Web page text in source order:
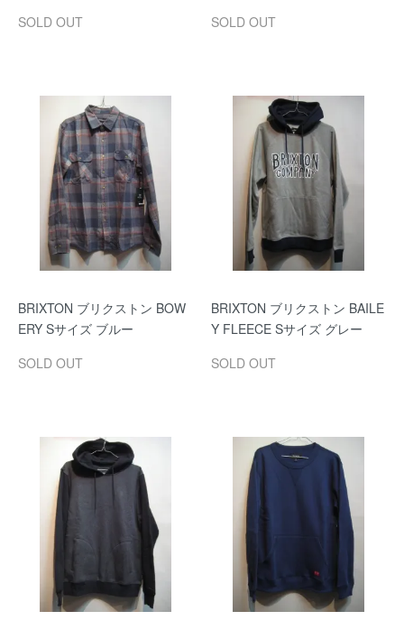
SOLD OUT
SOLD OUT
BRIXTON ブリクストン BOW
ERY Sサイズ ブルー
SOLD OUT
BRIXTON ブリクストン BAILE
Y FLEECE Sサイズ グレー
SOLD OUT